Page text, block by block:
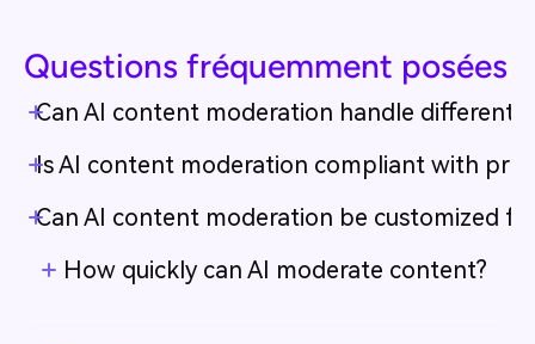
Questions fréquemment posées
Can AI content moderation handle different
Is AI content moderation compliant with
Can AI content moderation be customized
How quickly can AI moderate content?